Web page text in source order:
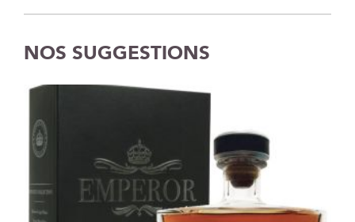
NOS SUGGESTIONS